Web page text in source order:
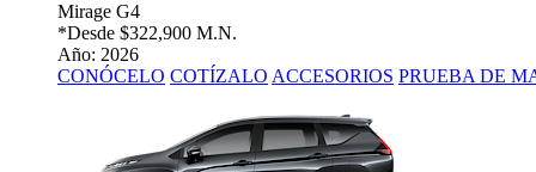
Mirage G4
*Desde $322,900 M.N.
Año: 2026
CONÓCELO COTÍZALO ACCESORIOS PRUEBA DE